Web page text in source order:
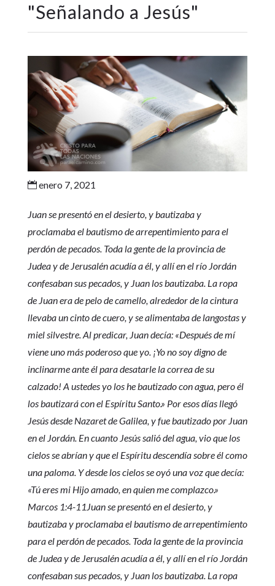
"Señalando a Jesús"
enero 7, 2021
Juan se presentó en el desierto, y bautizaba y
proclamaba el bautismo de arrepentimiento para el
perdón de pecados. Toda la gente de la provincia de
Judea y de Jerusalén acudía a él, y allí en el río Jordán
confesaban sus pecados, y Juan los bautizaba. La ropa
de Juan era de pelo de camello, alrededor de la cintura
llevaba un cinto de cuero, y se alimentaba de langostas y
miel silvestre. Al predicar, Juan decía: «Después de mí
viene uno más poderoso que yo. ¡Yo no soy digno de
inclinarme ante él para desatarle la correa de su
calzado! A ustedes yo los he bautizado con agua, pero él
los bautizará con el Espíritu Santo.» Por esos días llegó
Jesús desde Nazaret de Galilea, y fue bautizado por Juan
en el Jordán. En cuanto Jesús salió del agua, vio que los
cielos se abrían y que el Espíritu descendía sobre él como
una paloma. Y desde los cielos se oyó una voz que decía:
«Tú eres mi Hijo amado, en quien me complazco.»
Marcos 1:4-11Juan se presentó en el desierto, y
bautizaba y proclamaba el bautismo de arrepentimiento
para el perdón de pecados. Toda la gente de la provincia
de Judea y de Jerusalén acudía a él, y allí en el río Jordán
confesaban sus pecados, y Juan los bautizaba. La ropa